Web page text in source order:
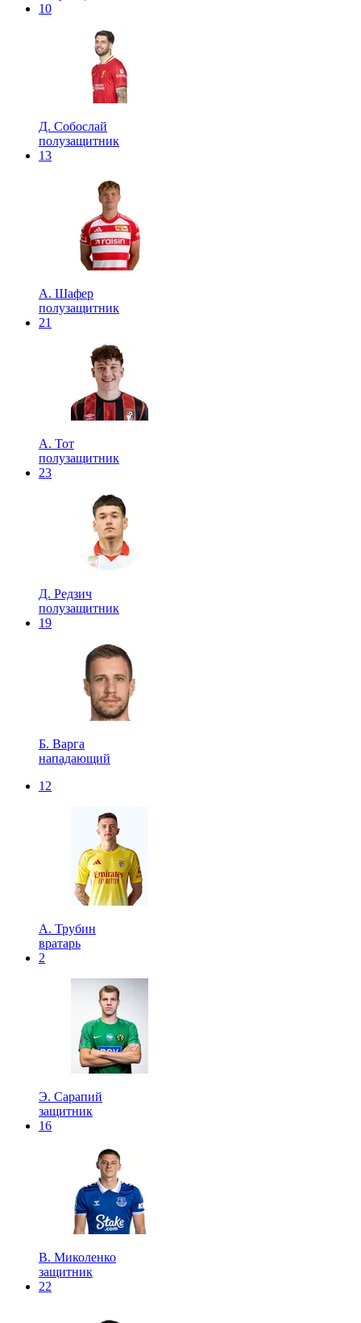
10
Д. Собослай
полузащитник
13
А. Шафер
полузащитник
21
А. Тот
полузащитник
23
Д. Редзич
полузащитник
19
Б. Варга
нападающий
12
А. Трубин
вратарь
2
Э. Сарапий
защитник
16
В. Миколенко
защитник
22